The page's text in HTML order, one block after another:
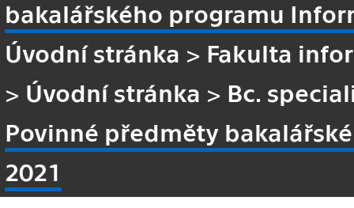
bakalářského programu
Úvodní stránka > Fakulta
> Úvodní stránka > Bc.
Povinné předměty
2021